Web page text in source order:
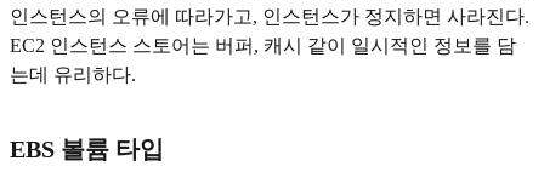
인스턴스의 오류에 따라가고, 인스턴스가 정지하면 사라진다.
EC2 인스턴스 스토어는 버퍼, 캐시 같이 일시적인 정보를 담
는데 유리하다.
EBS 볼륨 타입